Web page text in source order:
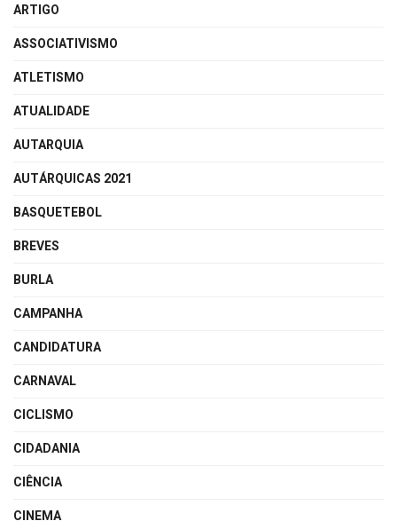
ARTIGO
ASSOCIATIVISMO
ATLETISMO
ATUALIDADE
AUTARQUIA
AUTÁRQUICAS 2021
BASQUETEBOL
BREVES
BURLA
CAMPANHA
CANDIDATURA
CARNAVAL
CICLISMO
CIDADANIA
CIÊNCIA
CINEMA